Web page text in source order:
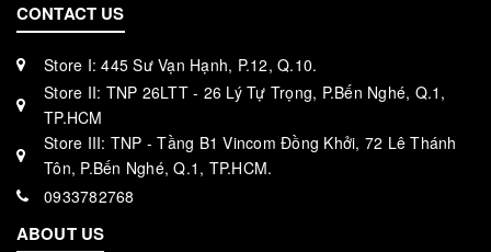
CONTACT US
Store I: 445 Sư Vạn Hạnh, P.12, Q.10.
Store II: TNP 26LTT - 26 Lý Tự Trọng, P.Bến Nghé, Q.1,
TP.HCM
Store III: TNP - Tầng B1 Vincom Đồng Khởi, 72 Lê Thánh
Tôn, P.Bến Nghé, Q.1, TP.HCM.
0933782768
ABOUT US